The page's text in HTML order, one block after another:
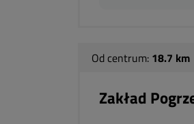
Od centrum: 18.7 km
Zakład